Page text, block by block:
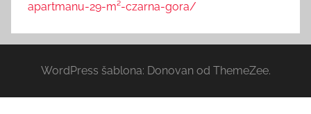
apartmanu-29-m²-czarna-gora/
WordPress šablona: Donovan od ThemeZee.